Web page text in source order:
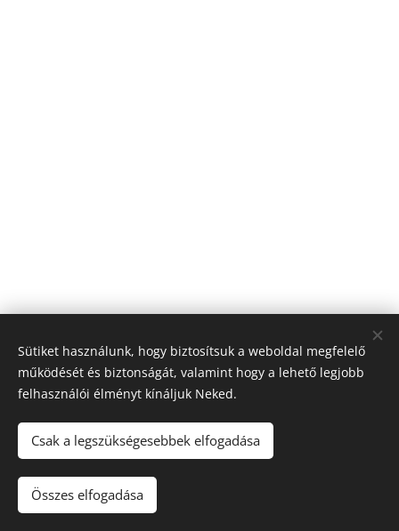
© 2026 Nagyfólia Kft. Minden jog fenntartva
Sütik
Sütiket használunk, hogy biztosítsuk a weboldal megfelelő
működését és biztonságát, valamint hogy a lehető legjobb
felhasználói élményt kínáljuk Neked.
Csak a legszükségesebbek elfogadása
Összes elfogadása